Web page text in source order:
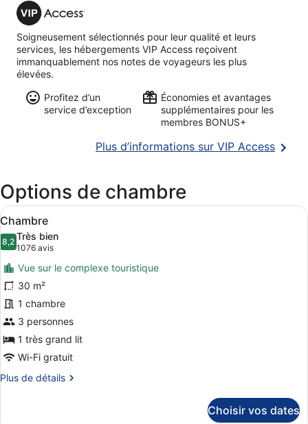
Harry
Reid
VIP
Access
Soigneusement sélectionnés pour leur qualité et leurs
services, les hébergements VIP Access reçoivent
immanquablement nos notes de voyageurs les plus
élevées.
Profitez d’un
service d’exception
Économies et avantages
supplémentaires pour les
membres BONUS+
Plus d’informations sur VIP Access
Options de chambre
Afficher
toutes
les
photos
pour
ce
type
de
chambre :
Chambre
Une chambre d’hôtel avec un
5
Chambre
8,28,2 sur 10
Très bien
1076 avis
(1076 avis)
Vue sur le complexe touristique
30 m²
1 chambre
3 personnes
1 très grand lit
Wi-Fi gratuit
Plus de détails
Plus
Choisir vos dates